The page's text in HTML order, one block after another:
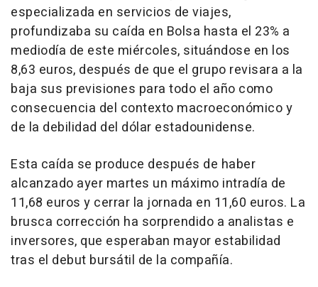
especializada en servicios de viajes,
profundizaba su caída en Bolsa hasta el 23% a
mediodía de este miércoles, situándose en los
8,63 euros, después de que el grupo revisara a la
baja sus previsiones para todo el año como
consecuencia del contexto macroeconómico y
de la debilidad del dólar estadounidense.
Esta caída se produce después de haber
alcanzado ayer martes un máximo intradía de
11,68 euros y cerrar la jornada en 11,60 euros. La
brusca corrección ha sorprendido a analistas e
inversores, que esperaban mayor estabilidad
tras el debut bursátil de la compañía.